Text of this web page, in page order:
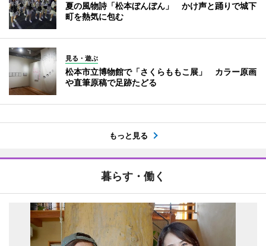
夏の風物詩「松本ぼんぼん」 かけ声と踊りで城下
町を熱気に包む
見る・遊ぶ
松本市立博物館で「さくらももこ展」 カラー原画
や直筆原稿で足跡たどる
もっと見る
暮らす・働く